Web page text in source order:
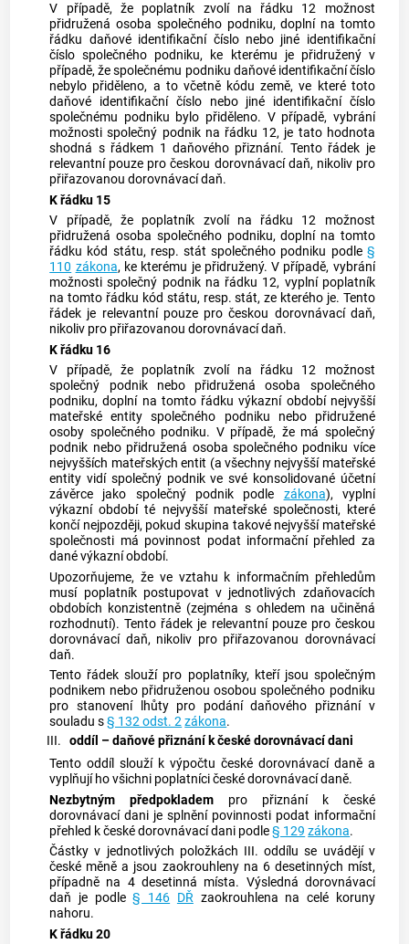
V případě, že poplatník zvolí na řádku 12 možnost
přidružená osoba společného podniku, doplní na tomto
řádku daňové identifikační číslo nebo jiné identifikační
číslo společného podniku, ke kterému je přidružený v
případě, že společnému podniku daňové identifikační číslo
nebylo přiděleno, a to včetně kódu země, ve které toto
daňové identifikační číslo nebo jiné identifikační číslo
společnému podniku bylo přiděleno. V případě, vybrání
možnosti společný podnik na řádku 12, je tato hodnota
shodná s řádkem 1 daňového přiznání. Tento řádek je
relevantní pouze pro českou dorovnávací daň, nikoliv pro
přiřazovanou dorovnávací daň.
K řádku 15
V případě, že poplatník zvolí na řádku 12 možnost
přidružená osoba společného podniku, doplní na tomto
řádku kód státu, resp. stát společného podniku podle §
110 zákona, ke kterému je přidružený. V případě, vybrání
možnosti společný podnik na řádku 12, vyplní poplatník
na tomto řádku kód státu, resp. stát, ze kterého je. Tento
řádek je relevantní pouze pro českou dorovnávací daň,
nikoliv pro přiřazovanou dorovnávací daň.
K řádku 16
V případě, že poplatník zvolí na řádku 12 možnost
společný podnik nebo přidružená osoba společného
podniku, doplní na tomto řádku výkazní období nejvyšší
mateřské entity společného podniku nebo přidružené
osoby společného podniku. V případě, že má společný
podnik nebo přidružená osoba společného podniku více
nejvyšších mateřských entit (a všechny nejvyšší mateřské
entity vidí společný podnik ve své konsolidované účetní
závěrce jako společný podnik podle zákona), vyplní
výkazní období té nejvyšší mateřské společnosti, které
končí nejpozději, pokud skupina takové nejvyšší mateřské
společnosti má povinnost podat informační přehled za
dané výkazní období.
Upozorňujeme, že ve vztahu k informačním přehledům
musí poplatník postupovat v jednotlivých zdaňovacích
obdobích konzistentně (zejména s ohledem na učiněná
rozhodnutí). Tento řádek je relevantní pouze pro českou
dorovnávací daň, nikoliv pro přiřazovanou dorovnávací
daň.
Tento řádek slouží pro poplatníky, kteří jsou společným
podnikem nebo přidruženou osobou společného podniku
pro stanovení lhůty pro podání daňového přiznání v
souladu s§ 132 odst. 2zákona.
III.
oddíl –daňové přiznání k české dorovnávací dani
Tento oddíl slouží k výpočtu české dorovnávací daně a
vyplňují ho všichni poplatníci české dorovnávací daně.
Nezbytným předpokladem pro přiznání k české
dorovnávací dani je splnění povinnosti podat informační
přehled k české dorovnávací dani podle§ 129 zákona.
Částky v jednotlivých položkách III. oddílu se uvádějí v
české měně a jsou zaokrouhleny na 6 desetinných míst,
případně na 4 desetinná místa. Výsledná dorovnávací
daň je podle§ 146 DŘzaokrouhlena na celé koruny
nahoru.
K řádku 20